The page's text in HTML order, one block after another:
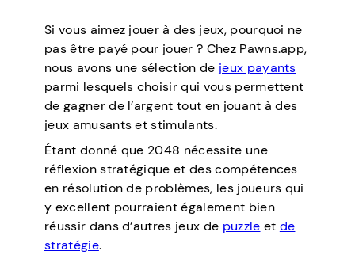
Si vous aimez jouer à des jeux, pourquoi ne
pas être payé pour jouer ? Chez Pawns.app,
nous avons une sélection de jeux payants
parmi lesquels choisir qui vous permettent
de gagner de l’argent tout en jouant à des
jeux amusants et stimulants.
Étant donné que 2048 nécessite une
réflexion stratégique et des compétences
en résolution de problèmes, les joueurs qui
y excellent pourraient également bien
réussir dans d’autres jeux de puzzle et de
stratégie.